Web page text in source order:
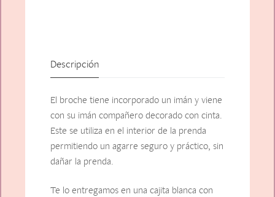
Descripción
El broche tiene incorporado un imán y viene
con su imán compañero decorado con cinta.
Este se utiliza en el interior de la prenda
permitiendo un agarre seguro y práctico, sin
dañar la prenda.
Te lo entregamos en una cajita blanca con